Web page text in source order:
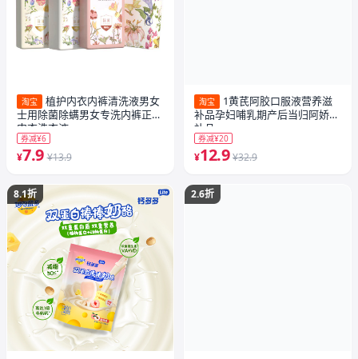
淘宝
植护内衣内裤清洗液男女
士用除菌除螨男女专洗内裤正品
内衣洗衣液
券减¥6
¥7.9 ¥13.9
8.1折
淘宝
1黄芪阿胶口服液营养滋
补品孕妇哺乳期产后当归阿娇滋
补品
券减¥20
¥12.9 ¥32.9
2.6折